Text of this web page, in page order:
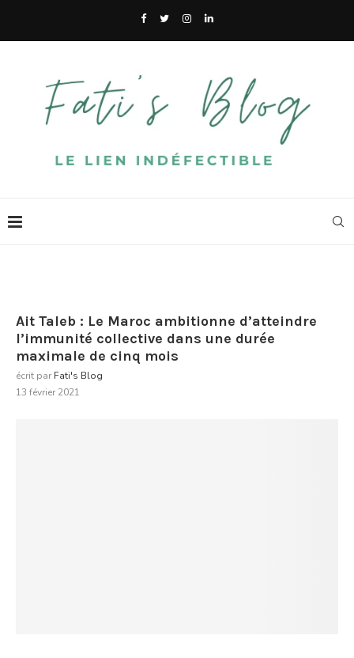
Ait Taleb : Le Maroc ambitionne d’atteindre
l’immunité collective dans une durée
maximale de cinq mois
écrit par Fati's Blog
13 février 2021